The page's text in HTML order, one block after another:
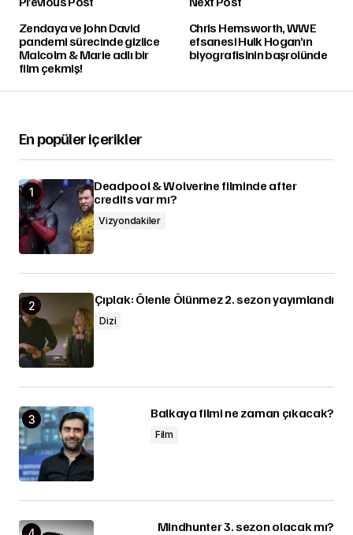
Zendaya ve John David
pandemi sürecinde gizlice
Malcolm & Marie adlı bir
film çekmiş!
Chris Hemsworth, WWE
efsanesi Hulk Hogan’ın
biyografisinin başrolünde
En popüler içerikler
Deadpool & Wolverine filminde after
credits var mı?
Vizyondakiler
Çıplak: Ölenle Ölünmez 2. sezon yayımlandı
Dizi
Balkaya filmi ne zaman çıkacak?
Film
Mindhunter 3. sezon olacak mı?